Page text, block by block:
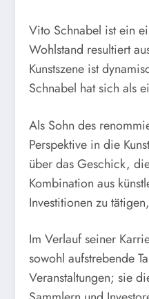
Vito Schnabel ist ein
Wohlstand resultiert
Kunstszene ist
Schnabel hat sich als
Als Sohn des
Perspektive in die
über das Geschick,
Kombination aus
Investitionen zu
Im Verlauf seiner
sowohl aufstrebende
Veranstaltungen; sie